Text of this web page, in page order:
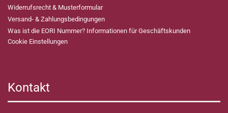
Widerrufsrecht & Musterformular
Versand- & Zahlungsbedingungen
Was ist die EORI Nummer? Informationen für Geschäftskunden
Cookie Einstellungen
Kontakt